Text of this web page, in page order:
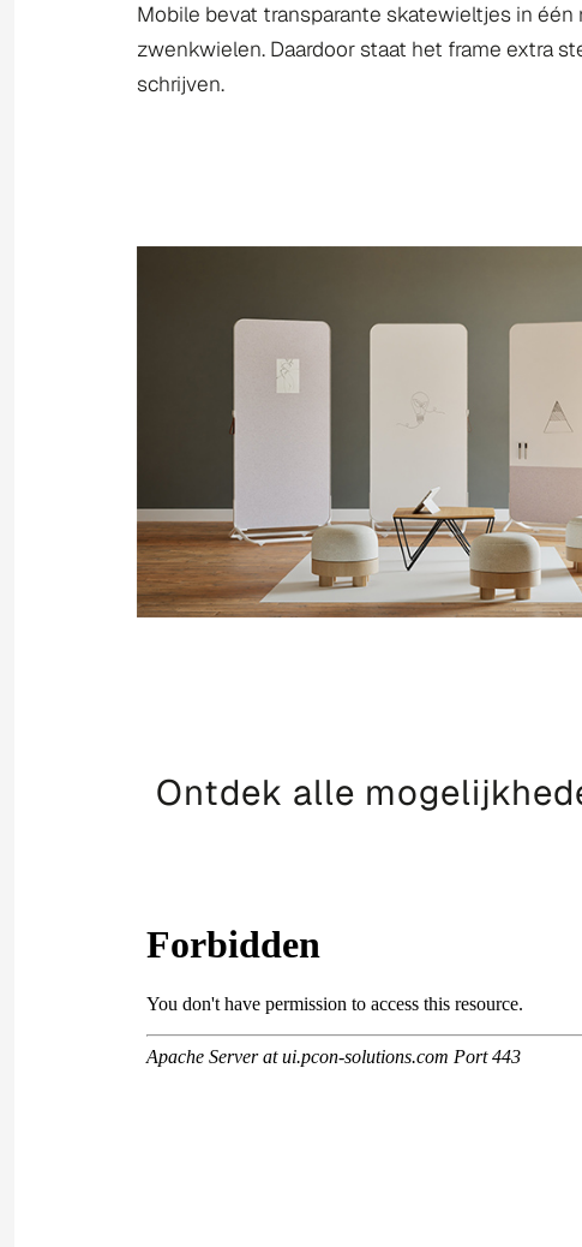
Mobile bevat transparante skatewieltjes in één
zwenkwielen. Daardoor staat het frame extra
schrijven.
Ontdek alle